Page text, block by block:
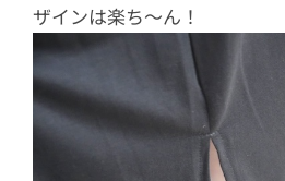
ザインは楽ち〜ん！